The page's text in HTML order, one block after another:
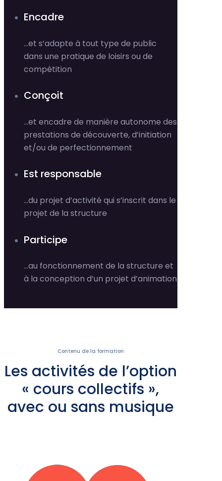
Encadre
…et s’adapte à tout type de public
dans une pratique de loisirs ou de
compétition
Conçoit
…et encadre de manière autonome des
prestations de découverte, d’initiation
et/ou de perfectionnement
Est responsable
…du projet d’activité qui s’inscrit dans le
projet de la structure
Participe
…au fonctionnement de la structure et
à la conception d’un projet d’animation
Contenu de la formation
Les activités de l’option
« cours collectifs »,
avec ou sans musique